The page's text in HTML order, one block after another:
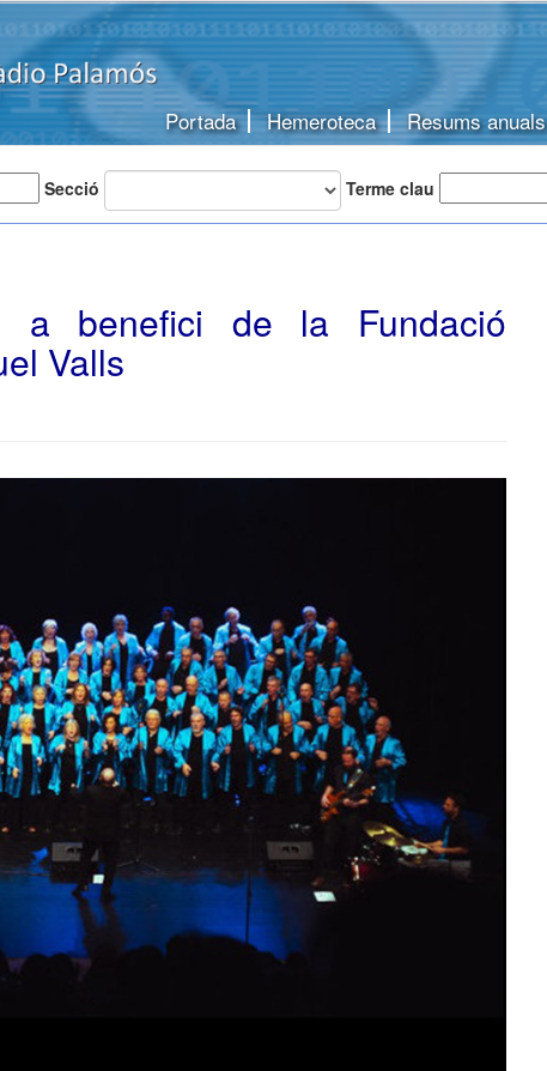
Portada Hemeroteca Resums anuals
Secció Terme clau
a benefici de la Fundació
Valls